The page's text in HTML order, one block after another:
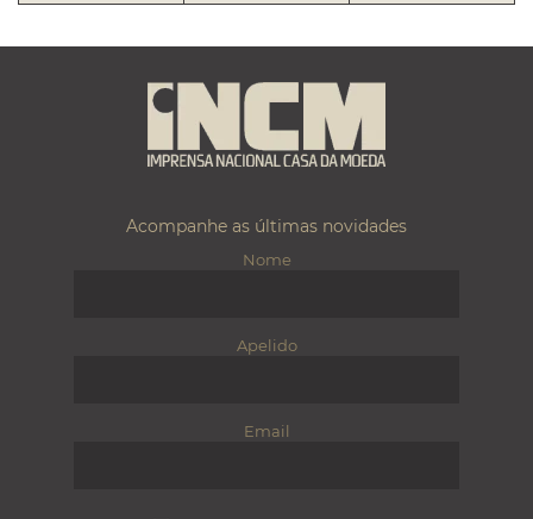
Acompanhe as últimas novidades
Nome
Apelido
Email